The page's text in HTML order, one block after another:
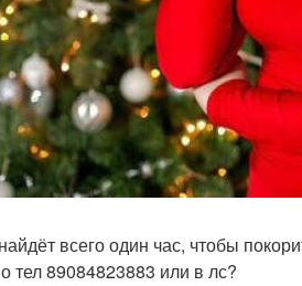
всего один час, чтобы
тел 89084823883 или в лс?